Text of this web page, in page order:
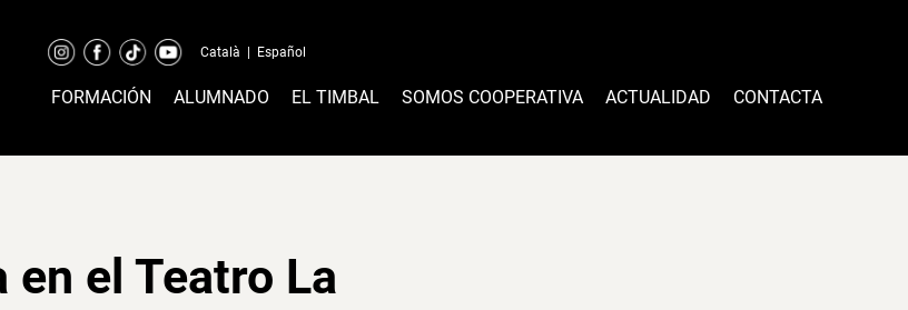
Català Español
FORMACIÓN ALUMNADO EL TIMBAL SOMOS COOPERATIVA ACTUALIDAD CONTACTA
en el Teatro La